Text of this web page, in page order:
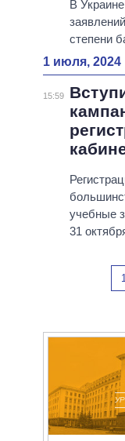
В
степени
1 июля, 2024
15:59
учебные
31